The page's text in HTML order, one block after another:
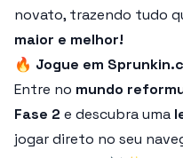
novato, trazendo tudo
maior e melhor!
🔥 Jogue em
Entre no mundo
Fase 2 e descubra uma
jogar direto no seu